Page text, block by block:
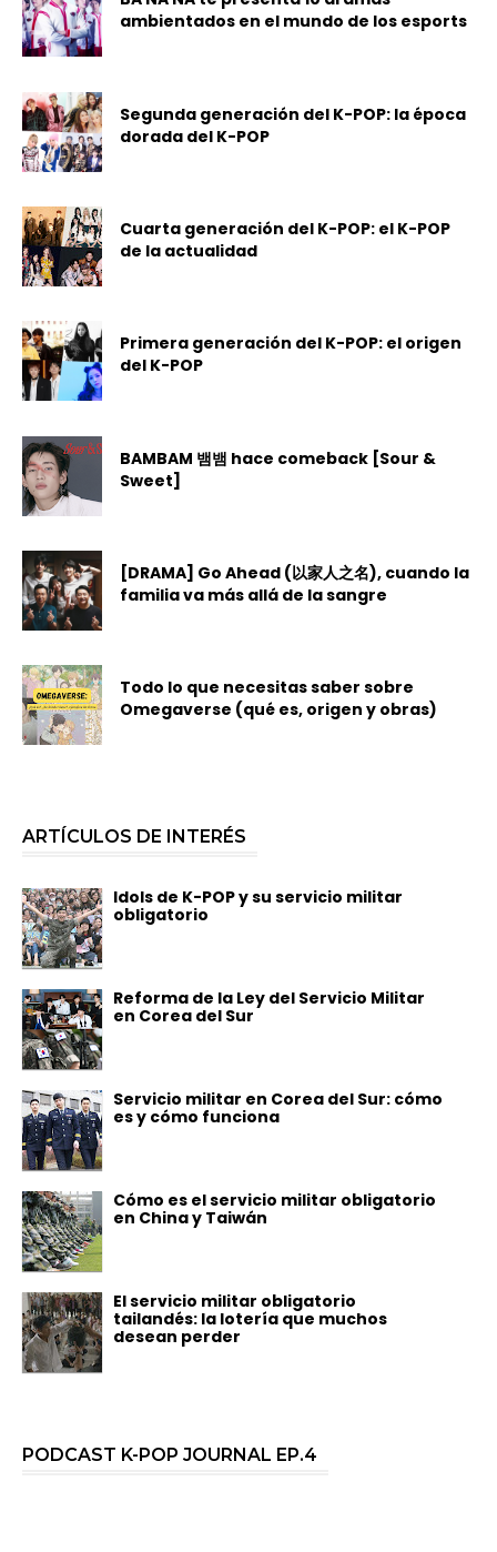
ambientados en el mundo de los esports
Segunda generación del K-POP: la época
dorada del K-POP
Cuarta generación del K-POP: el K-POP
de la actualidad
Primera generación del K-POP: el origen
del K-POP
BAMBAM 뱀뱀 hace comeback [Sour &
Sweet]
[DRAMA] Go Ahead (以家人之名), cuando la
familia va más allá de la sangre
Todo lo que necesitas saber sobre
Omegaverse (qué es, origen y obras)
ARTÍCULOS DE INTERÉS
Idols de K-POP y su servicio militar
obligatorio
Reforma de la Ley del Servicio Militar
en Corea del Sur
Servicio militar en Corea del Sur: cómo
es y cómo funciona
Cómo es el servicio militar obligatorio
en China y Taiwán
El servicio militar obligatorio
tailandés: la lotería que muchos
desean perder
PODCAST K-POP JOURNAL EP.4